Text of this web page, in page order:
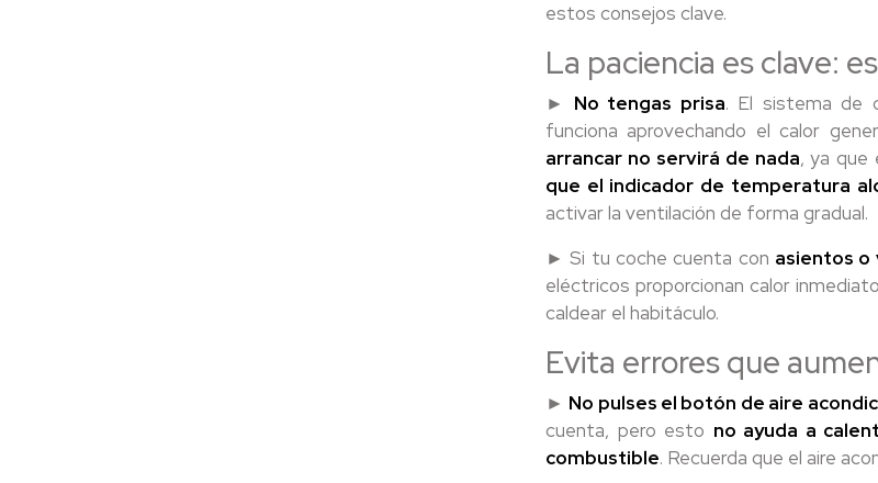
estos consejos clave.
La paciencia es clave:
► No tengas prisa. El sistema de
funciona aprovechando el calor
arrancar no servirá de nada, ya que
que el indicador de temperatura
activar la ventilación de forma gradual.
► Si tu coche cuenta con asientos
eléctricos proporcionan calor
caldear el habitáculo.
Evita errores que
► No pulses el botón de aire
cuenta, pero esto no ayuda a
combustible. Recuerda que el aire